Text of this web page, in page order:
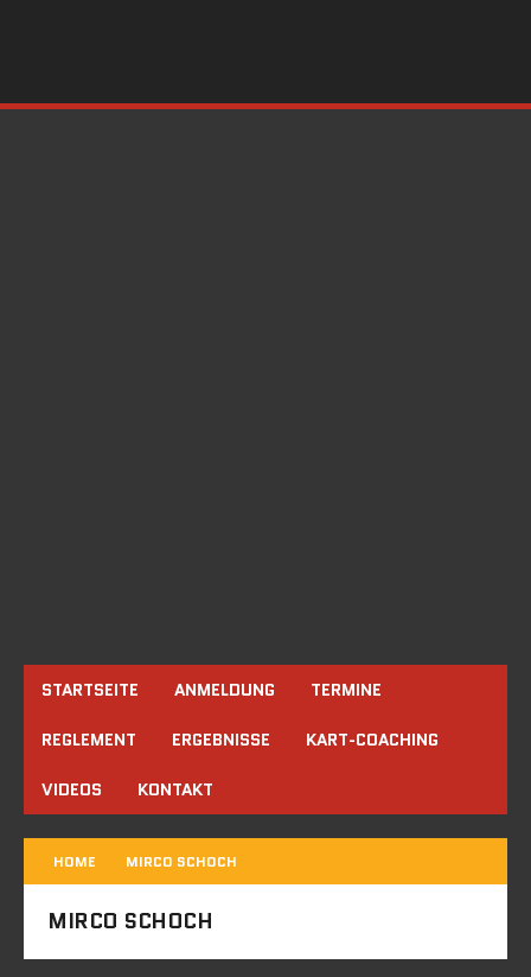
STARTSEITE ANMELDUNG TERMINE
REGLEMENT ERGEBNISSE KART-COACHING
VIDEOS KONTAKT
HOME MIRCO SCHOCH
MIRCO SCHOCH